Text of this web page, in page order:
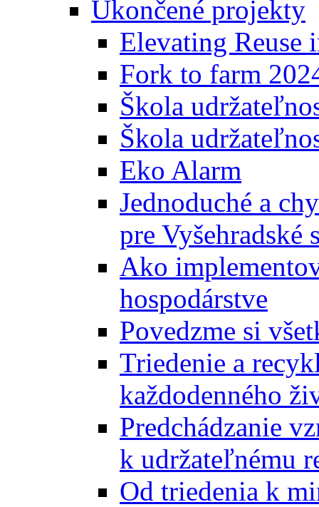
Ukončené projekty
Elevating Reuse
Fork to farm
Škola
Škola
Eko Alarm
Jednoduché a
pre Vyšehradské
Ako
hospodárstve
Povedzme si
Triedenie a
každodenného
Predchádzanie
k udržateľnému
Od triedenia k